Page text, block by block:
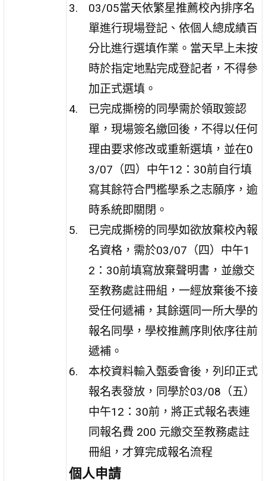
03/05當天依繁星推薦校內排序名
單進行現場登記、依個人總成績百
分比進行選填作業。當天早上未按
時於指定地點完成登記者，不得參
加正式選填。
已完成撕榜的同學需於領取簽認
單，現場簽名繳回後，不得以任何
理由要求修改或重新選填，並在0
3/07（四）中午12：30前自行填
寫其餘符合門檻學系之志願序，逾
時系統即關閉。
已完成撕榜的同學如欲放棄校內報
名資格，需於03/07（四）中午1
2：30前填寫放棄聲明書，並繳交
至教務處註冊組，一經放棄後不接
受任何遞補，其餘選同一所大學的
報名同學，學校推薦序則依序往前
遞補。
本校資料輸入甄委會後，列印正式
報名表發放，同學於03/08（五）
中午12：30前，將正式報名表連
同報名費 200 元繳交至教務處註
冊組，才算完成報名流程
個人申請